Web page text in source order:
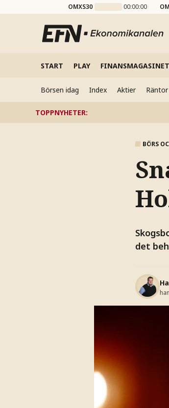
OMXS30 00:00:00
START PLAY FINANSMAGASINET
Börsen idag Index Aktier Räntor
TOPPNYHETER:
BÖRS
det